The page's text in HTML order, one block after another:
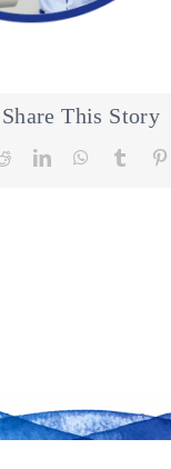
Share This Story
RedditLinkedInWhatsApp
Tumblr